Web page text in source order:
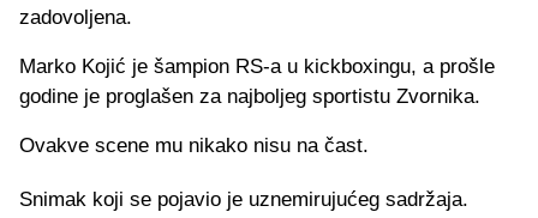
zadovoljena.
Marko Kojić je šampion RS-a u kickboxingu, a prošle
godine je proglašen za najboljeg sportistu Zvornika.
Ovakve scene mu nikako nisu na čast.
Snimak koji se pojavio je uznemirujućeg sadržaja.